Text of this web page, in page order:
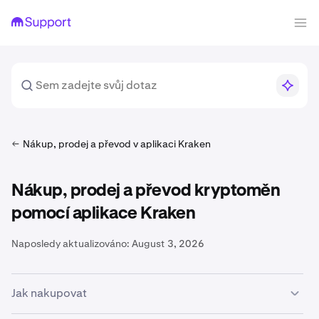
Nákup, prodej a převod v aplikaci Kraken
Nákup, prodej a převod kryptoměn
pomocí aplikace Kraken
Naposledy aktualizováno: August 3, 2026
Jak nakupovat